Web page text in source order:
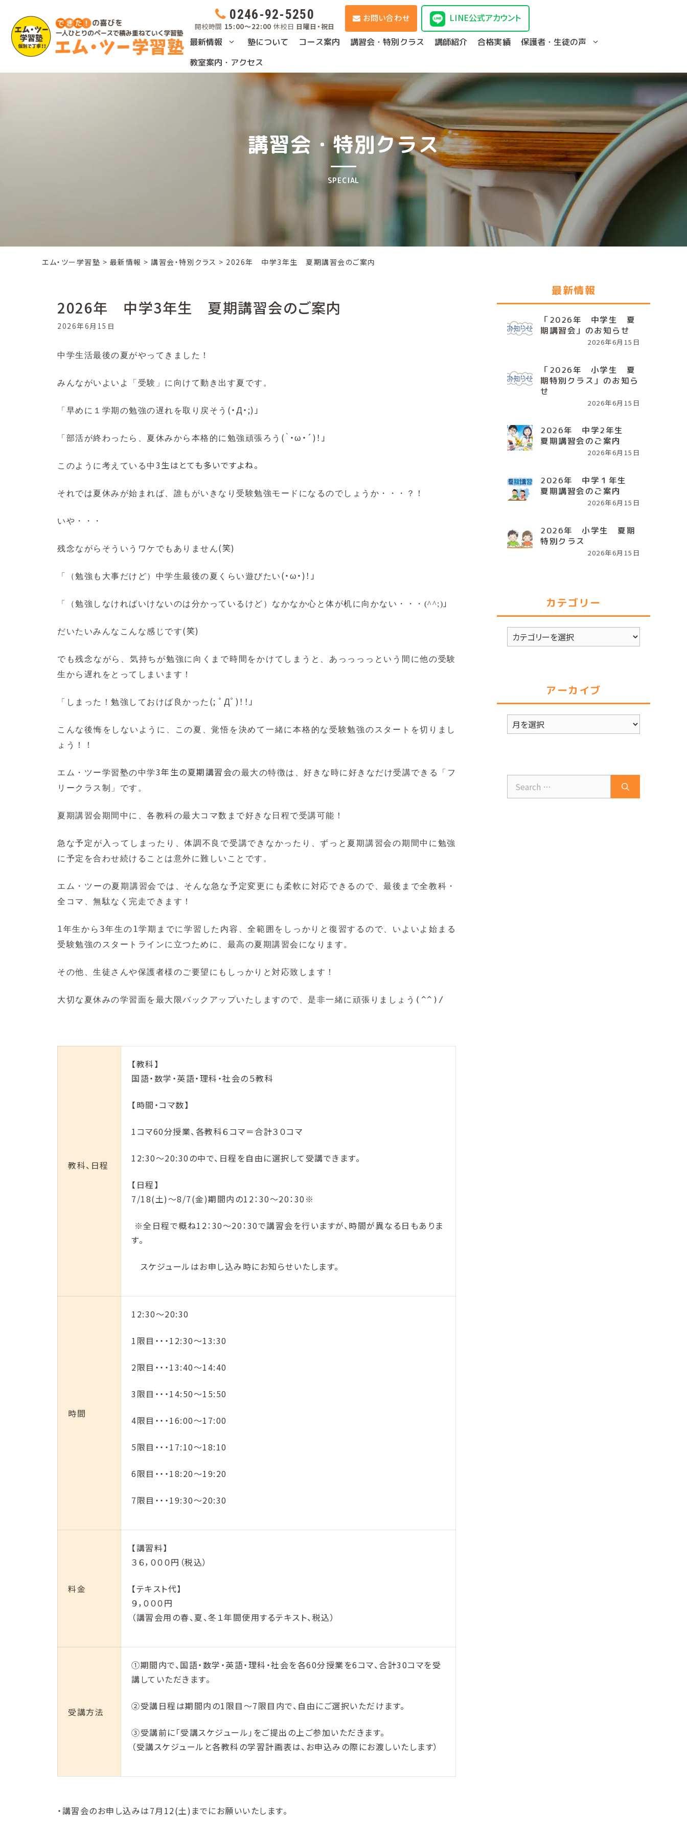
content
0246-92-5250
開校時間 15:00～22:00 休校日 日曜日・祝日
お問い合わせ LINE公式アカウント
最新情報 塾について コース案内 講習会・特別クラス 講師紹介 合格実績
保護者・生徒の声
教室案内・アクセス
講習会・特別クラス
SPECIAL
エム・ツー学習塾 > 最新情報 > 講習会・特別クラス > 2026年 中学3年生 夏期講習会のご案内
2026年 中学3年生 夏期講習会のご案内
2026年6月15日
中学生活最後の夏がやってきました！
みんながいよいよ「受験」に向けて動き出す夏です。
「早めに１学期の勉強の遅れを取り戻そう (・Д・;)」
「部活が終わったら、夏休みから本格的に勉強頑張ろう (｀・ω・´)！」
このように考えている中 3生はとても多いですよね。
それでは夏休みが始まれば、誰もがいきなり受験勉強モードになるのでしょうか・・・？！
いや・・・
残念ながらそういうワケでもありません(笑)
「（勉強も大事だけど）中学生最後の夏くらい遊びたい (・ω・)！」
「（勉強しなければいけないのは分かっているけど）なかなか心と体が机に向かない・・・(^^;) 」
だいたいみんなこんな感じです(笑)
でも残念ながら、気持ちが勉強に向くまで時間をかけてしまうと、あっっっっという間に他の受験
生から遅れをとってしまいます！
「しまった！勉強しておけば良かった (; ﾟДﾟ)！！」
こんな後悔をしないように、この夏、覚悟を決めて一緒に本格的な受験勉強のスタートを切りまし
ょう！！
エム・ツー学習塾の中学3年生の夏期講習会の最大の特徴は 、好きな時に好きなだけ受講できる 「 フ
リークラス制
」 です。
夏期講習会期間中に、各教科の最大コマ数まで好きな日程で受講可能！
急な予定が入ってしまったり、体調不良で受講できなかったり、ずっと夏期講習会の期間中に勉強
に予定を合わせ続けることは意外に難しいことです。
エム・ツーの夏期講習会では、そんな急な予定変更にも柔軟に対応できるので、最後まで全教科・
全コマ、無駄なく完走できます！
1年生から3年生の1学期までに学習した内容、全範囲をしっかりと復習するので、いよいよ始まる
受験勉強のスタートラインに立つために、最高の夏期講習会になります。
その他、生徒さんや保護者様のご要望にもしっかりと対応致します！
大切な夏休みの学習面を最大限バックアップいたしますので、是非一緒に頑張りましょう(^^)/
教科、日程
【教科】
国語・数学・英語・理科・社会の５教科
【時間・コマ数】
1コマ60分授業、各教科６コマ＝合計３０コマ
12:30〜20:30の中で、日程を自由に選択して受講できます。
【日程】
7/18(土)〜8/7(金)期間内の12：30～20：30※
※全日程で概ね12：30～20：30で講習会を行いますが、時間が異なる日もありま
す。
スケジュールはお申し込み時にお知らせいたします。
時間
12:30～20:30
1限目・・・12:30〜13:30
2限目・・・13:40〜14:40
3限目・・・14:50〜15:50
4限目・・・16:00〜17:00
5限目・・・17:10〜18:10
6限目・・・18:20〜19:20
7限目・・・19:30〜20:30
料金
【講習料】
３６，０００円（税込）
【テキスト代】
９，０００円
（講習会用の春、夏、冬１年間使用するテキスト、税込）
受講方法
①期間内で、国語・数学・英語・理科・社会を各60分授業を6コマ、合計30コマを受
講していただきます。
②受講日程は期間内の1限目〜7限目内で、自由にご選択いただけます。
③受講前に「受講スケジュール」をご提出の上ご参加いただきます。
（受講スケジュールと各教科の学習計画表は、お申込みの際にお渡しいたします）
・講習会のお申し込みは7月12(土)までにお願いいたします。
最新情報
「2026年 中学生 夏
期講習会」のお知らせ
2026年6月15日
「2026年 小学生 夏
期特別クラス」のお知ら
せ
2026年6月15日
2026年 中学2年生
夏期講習会のご案内
2026年6月15日
2026年 中学１年生
夏期講習会のご案内
2026年6月15日
2026年 小学生 夏期
特別クラス
2026年6月15日
カテゴリー
カ
テ
アーカイブ
ア
ー
ブSearch
for: